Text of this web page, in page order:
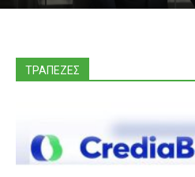
ΤΡΑΠΕΖΕΣ